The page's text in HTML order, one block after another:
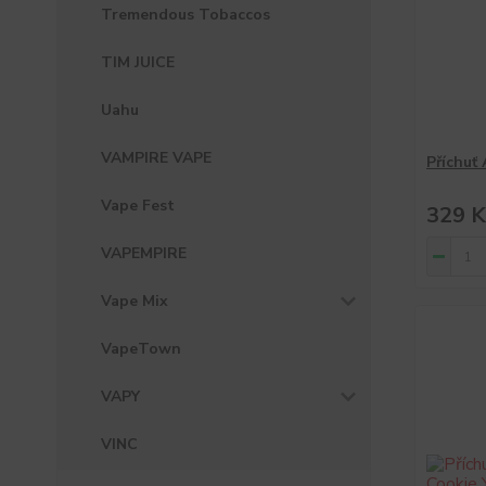
Tremendous Tobaccos
TIM JUICE
Uahu
VAMPIRE VAPE
Vape Fest
VAPEMPIRE
Vape Mix
VapeTown
VAPY
VINC
Příchuť
329